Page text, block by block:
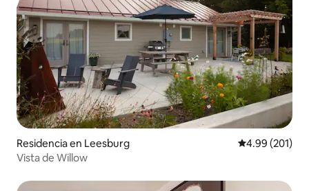
Residencia en Leesburg Calificación
4.99 (201)
Vista de Willow